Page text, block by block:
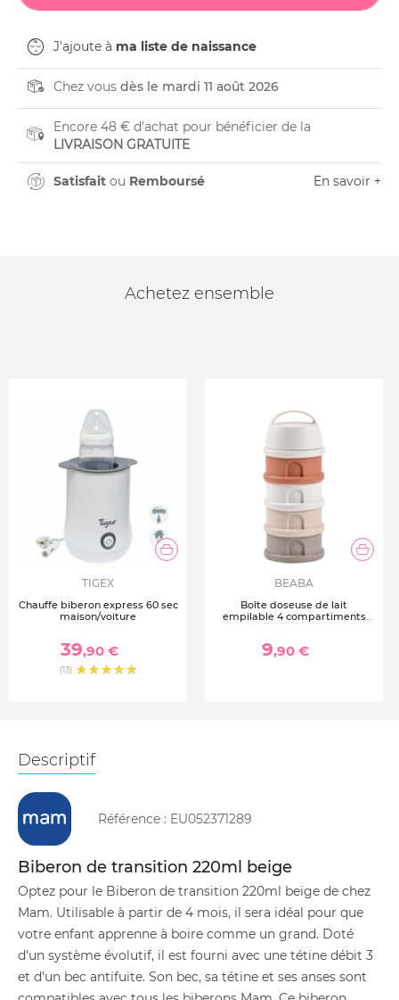
J'ajoute à ma liste de naissance
Chez vous dès le mardi 11 août 2026
Encore 48 € d'achat pour bénéficier de la
LIVRAISON GRATUITE
Satisfait ou Remboursé En savoir +
Achetez ensemble
TIGEX
Chauffe biberon express 60 sec
maison/voiture
39,90 €
(13)
BEABA
Boîte doseuse de lait
empilable 4 compartiments
9,90 €
Descriptif
Référence : EU052371289
Biberon de transition 220ml beige
Optez pour le Biberon de transition 220ml beige de chez
Mam. Utilisable à partir de 4 mois, il sera idéal pour que
votre enfant apprenne à boire comme un grand. Doté
d'un système évolutif, il est fourni avec une tétine débit 3
et d'un bec antifuite. Son bec, sa tétine et ses anses sont